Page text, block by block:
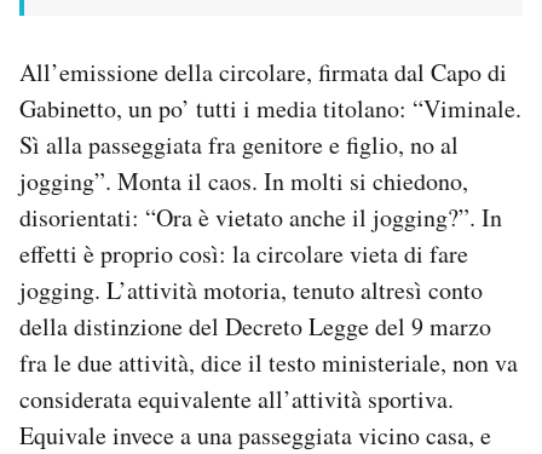
All’emissione della circolare, firmata dal Capo di
Gabinetto, un po’ tutti i media titolano: “Viminale.
Sì alla passeggiata fra genitore e figlio, no al
jogging”. Monta il caos. In molti si chiedono,
disorientati: “Ora è vietato anche il jogging?”. In
effetti è proprio così: la circolare vieta di fare
jogging. L’attività motoria, tenuto altresì conto
della distinzione del Decreto Legge del 9 marzo
fra le due attività, dice il testo ministeriale, non va
considerata equivalente all’attività sportiva.
Equivale invece a una passeggiata vicino casa, e